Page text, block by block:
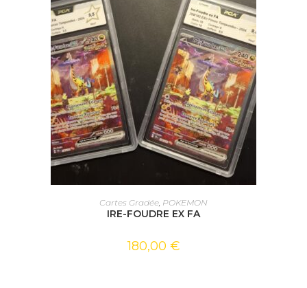
CHOIX DES OPTIONS
Cartes Gradée, POKEMON
IRE-FOUDRE EX FA
180,00 €